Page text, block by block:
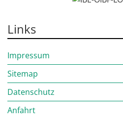
Links
Impressum
Sitemap
Datenschutz
Anfahrt